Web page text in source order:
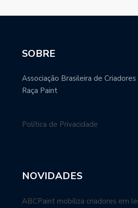
SOBRE
Associação Brasileira de
Raça Paint
Política de Privacidade
NOVIDADES
ABCPaint mobiliza criadores em